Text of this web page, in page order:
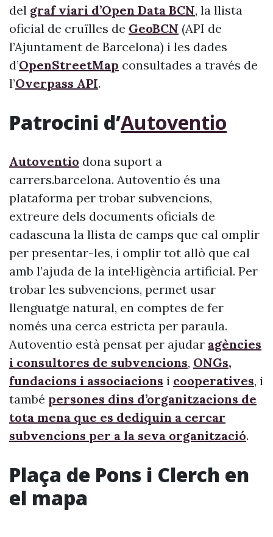
del graf viari d’Open Data BCN, la llista
oficial de cruïlles de GeoBCN (API de
l’Ajuntament de Barcelona) i les dades
d’OpenStreetMap consultades a través de
l’Overpass API.
Patrocini d’Autoventio
Autoventio dona suport a
carrers.barcelona. Autoventio és una
plataforma per trobar subvencions,
extreure dels documents oficials de
cadascuna la llista de camps que cal omplir
per presentar-les, i omplir tot allò que cal
amb l’ajuda de la intel·ligència artificial. Per
trobar les subvencions, permet usar
llenguatge natural, en comptes de fer
només una cerca estricta per paraula.
Autoventio està pensat per ajudar agències
i consultores de subvencions, ONGs,
fundacions i associacions i cooperatives, i
també persones dins d’organitzacions de
tota mena que es dediquin a cercar
subvencions per a la seva organització.
Plaça de Pons i Clerch en
el mapa